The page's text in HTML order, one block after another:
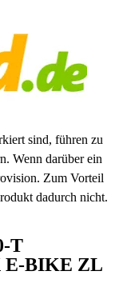
sind, führen zu
Wenn darüber ein
Zum Vorteil
dadurch nicht.
T
E-BIKE ZL